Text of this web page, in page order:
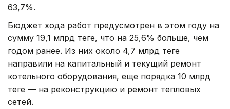
63,7%.
Бюджет хода работ предусмотрен в этом году на
сумму 19,1 млрд теңге, что на 25,6% больше, чем
годом ранее. Из них около 4,7 млрд теңге
направили на капитальный и текущий ремонт
котельного оборудования, еще порядка 10 млрд
теңге — на реконструкцию и ремонт тепловых
сетей.